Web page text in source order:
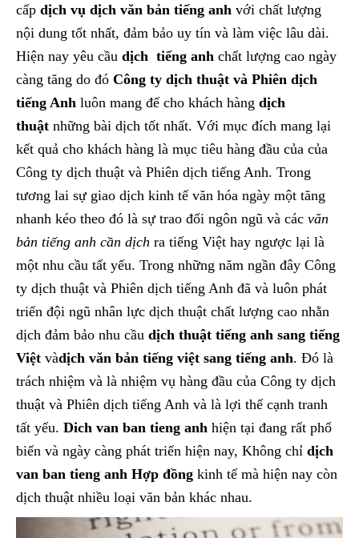
cấp dịch vụ dịch văn bản tiếng anh với chất lượng
nội dung tốt nhất, đảm bảo uy tín và làm việc lâu dài.
Hiện nay yêu cầu dịch tiếng anh chất lượng cao ngày
càng tăng do đó Công ty dịch thuật và Phiên dịch
tiếng Anh luôn mang đế cho khách hàng dịch
thuật những bài dịch tốt nhất. Với mục đích mang lại
kết quả cho khách hàng là mục tiêu hàng đầu của của
Công ty dịch thuật và Phiên dịch tiếng Anh. Trong
tương lai sự giao dịch kinh tế văn hóa ngày một tăng
nhanh kéo theo đó là sự trao đổi ngôn ngũ và các văn
bản tiếng anh cần dịch ra tiếng Việt hay ngược lại là
một nhu cầu tất yếu. Trong những năm ngần đây Công
ty dịch thuật và Phiên dịch tiếng Anh đã và luôn phát
triển đội ngũ nhân lực dịch thuật chất lượng cao nhằn
dịch đảm bảo nhu cầu dịch thuật tiếng anh sang tiếng
Việt vàdịch văn bản tiếng việt sang tiếng anh. Đó là
trách nhiệm và là nhiệm vụ hàng đầu của Công ty dịch
thuật và Phiên dịch tiếng Anh và là lợi thế cạnh tranh
tất yếu. Dich van ban tieng anh hiện tại đang rất phổ
biến và ngày càng phát triển hiện nay, Không chỉ dịch
van ban tieng anh Hợp đồng kinh tế mà hiện nay còn
dịch thuật nhiều loại văn bản khác nhau.